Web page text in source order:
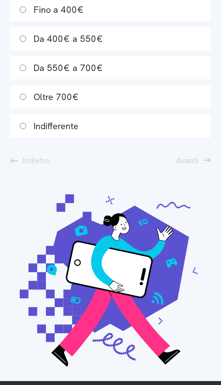
Fino a 400€
Da 400€ a 550€
Da 550€ a 700€
Oltre 700€
Indifferente
Indietro Avanti